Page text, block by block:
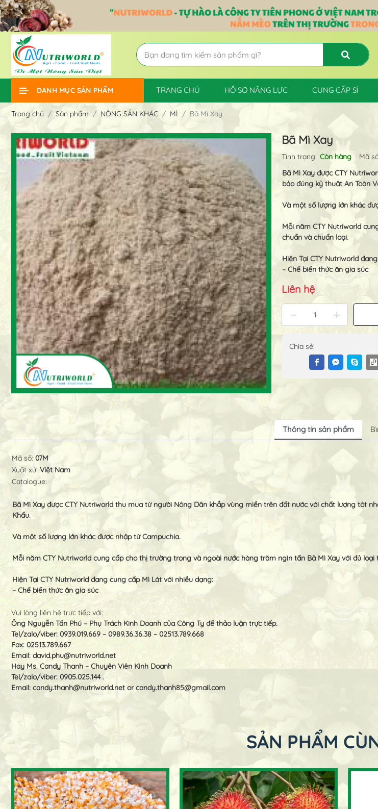
DANH MỤC SẢN PHẨM TRANG CHỦ HỒ SƠ NĂNG LỰC CUNG CẤP SỈ
Trang chủ Sản phẩm NÔNG SẢN KHÁC MÌ Bã Mì Xay
Bã Mì Xay
Tình trạng: Còn hàng Mã
Bã Mì Xay được CTY
bảo đúng kỷ thuật An Toàn
Và một số lượng lớn khác
Mỗi năm CTY Nutriworld
chuẩn và chuẩn loại.
Hiện Tại CTY Nutriworld
– Chế biến thức ăn gia súc
Liên hệ
Chia sẻ:
Thông tin sản phẩm
Mã số: 07M
Xuất xứ: Việt Nam
Catalogue:
Bã Mì Xay được CTY Nutriworld thu mua từ người Nông Dân khắp vùng miền trên đất nước với chất lượng tôt
Khẩu.
Và một số lượng lớn khác được nhập từ Campuchia.
Mỗi năm CTY Nutriworld cung cấp cho thị trường trong và ngoài nước hàng trăm ngìn tấn Bã Mì Xay với đủ loại
Hiện Tại CTY Nutriworld đang cung cấp Mì Lát với nhiều dạng:
– Chế biến thức ăn gia súc
Vui lòng liên hệ trực tiếp với:
Ông Nguyễn Tấn Phú – Phụ Trách Kinh Doanh của Công Ty để thảo luận trực tiếp.
Tel/zalo/viber: 0939.019.669 – 0989.36.36.38 – 02513.789.668
Fax: 02513.789.667
Email: david.phu@nutriworld.net
Hay Ms. Candy Thanh – Chuyên Viên Kinh Doanh
Tel/zalo/viber: 0905.025.144 .
Email: candy.thanh@nutriworld.net orcandy.thanh85@gmail.com
SẢN PHẨM